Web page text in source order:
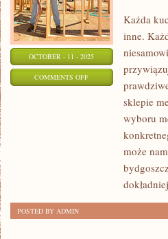
OCTOBER - 11 - 2025
COMMENTS OFFON
ZAMIESZKANIA
Każda
inne.
sklepie
wyboru
może
POSTED BY ADMIN